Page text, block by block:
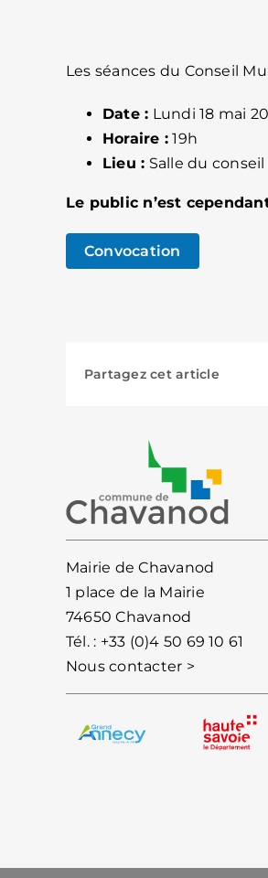
Les séances du Conseil
Date : Lundi 18 mai
Horaire : 19h
Lieu : Salle du
Le public n’est
Convocation
Partagez cet article
Mairie de Chavanod
1 place de la Mairie
74650 Chavanod
Tél. : +33 (0)4 50 69 10 61
Nous contacter >